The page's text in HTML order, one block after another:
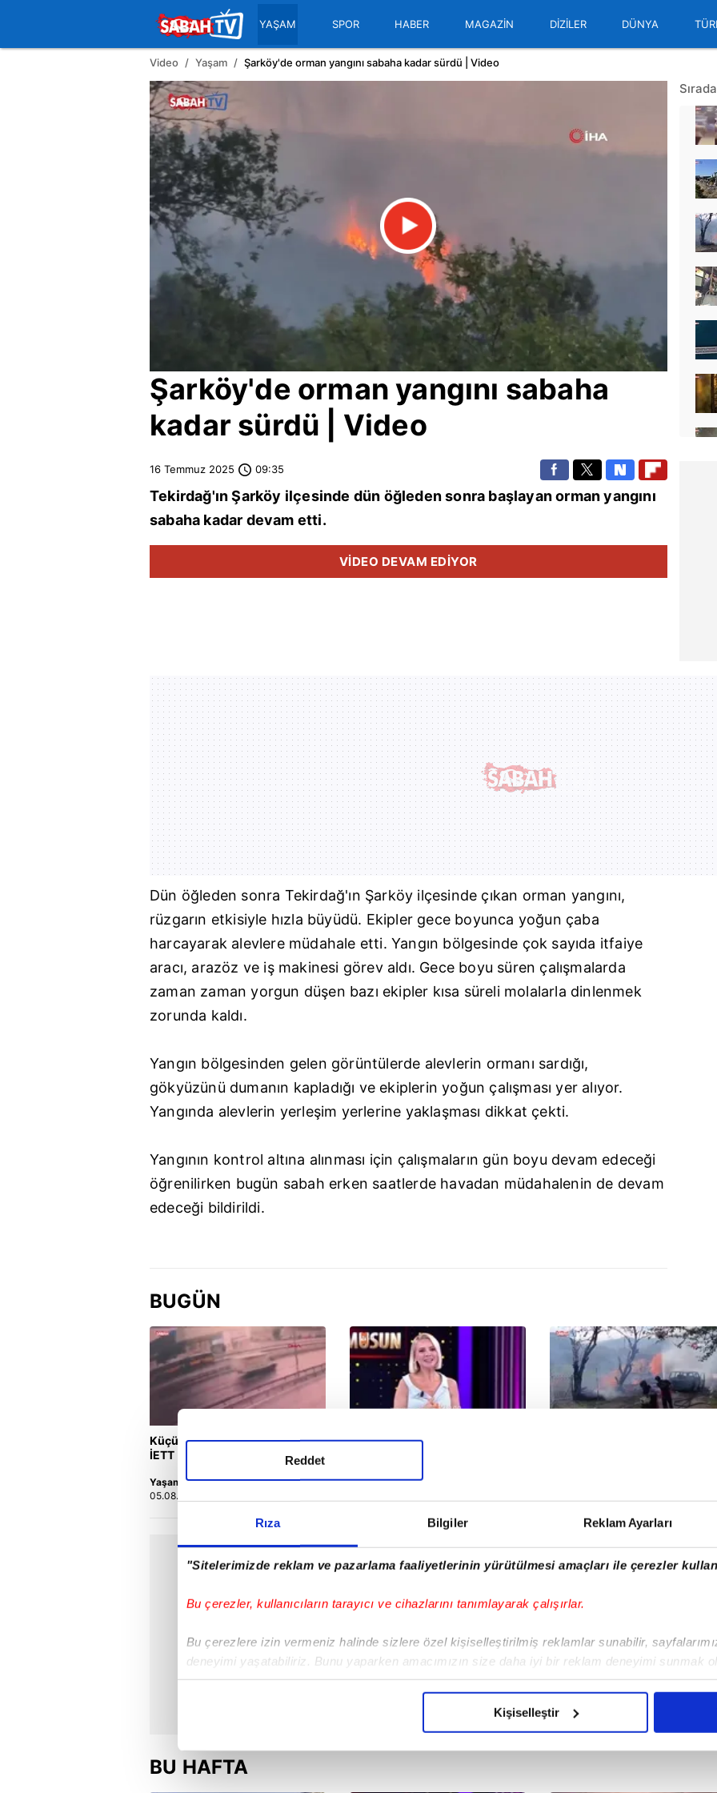
Rıza Bilgiler Reklam Ayarları
"Sitelerimizde reklam ve pazarlama faaliyetlerinin yürütülmesi amaçları ile çerezler
Bu çerezler, kullanıcıların tarayıcı ve cihazlarını tanımlayarak çalışırlar.
Bu çerezlere izin vermeniz halinde sizlere özel kişiselleştirilmiş reklamlar sunabilir,
deneyimi yaşatabiliriz. Bunu yaparken amacımızın size daha iyi bir reklam deneyimi sunmak
içerikleri sunabilmek adına elimizden gelen çabayı gösterdiğimizi ve bu noktada, reklamların
Sizlere daha iyi bir hizmet sunabilmek için İnternet Sitemizde kendimize ve üçüncü kişilere ait
Reddet
Kişiselleştir
YAŞAM SPOR HABER MAGAZİN DİZİLER DÜNYA
Video Yaşam Şarköy'de orman yangını sabaha kadar sürdü | Video
Şarköy'de orman yangını sabaha
kadar sürdü | Video
16 Temmuz 2025 09:35
Tekirdağ'ınŞarköy ilçesinde dün öğleden sonra başlayan orman yangını
sabaha kadar devam etti.
VİDEO DEVAM EDİYOR
Dün öğleden sonra Tekirdağ'ın Şarköy ilçesinde çıkan orman yangını,
rüzgarın etkisiyle hızla büyüdü. Ekipler gece boyunca yoğun çaba
harcayarak alevlere müdahale etti. Yangın bölgesinde çok sayıda itfaiye
aracı, arazöz ve iş makinesi görev aldı. Gece boyu süren çalışmalarda
zaman zaman yorgun düşen bazı ekipler kısa süreli molalarla dinlenmek
zorunda kaldı.
Yangın bölgesinden gelen görüntülerde alevlerin ormanı sardığı,
gökyüzünü dumanın kapladığı ve ekiplerin yoğun çalışması yer alıyor.
Yangında alevlerin yerleşim yerlerine yaklaşması dikkat çekti.
Yangının kontrol altına alınması için çalışmaların gün boyu devam edeceği
öğrenilirken bugün sabah erken saatlerde havadan müdahalenin de devam
edeceği bildirildi.
BUGÜN
Küçükçekmece'de otomobilin
İETT otobüsüne çarptığı kaza
Yaşam
05.08.2026 | 14:28
Var Mısın Yok Musun 29. Bölüm
Fragman
BU HAFTA